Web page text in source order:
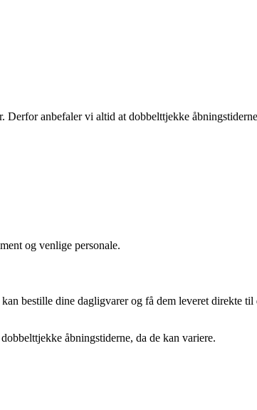
anbefaler vi altid at dobbelttjekke
og venlige personale.
bestille dine dagligvarer og få dem leveret direkte
åbningstiderne, da de kan variere.